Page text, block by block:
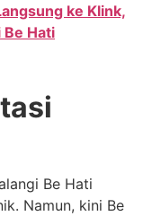
ke Klink,
Be Hati
Be Hati
Namun, kini Be